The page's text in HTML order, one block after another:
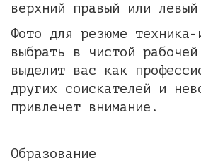
верхний правый или
Фото для резюме техника-
выбрать в чистой
выделит вас как
других соискателей и
привлечет внимание.
Образование